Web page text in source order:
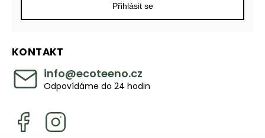
KONTAKT
info@ecoteeno.cz
Odpovídáme do 24 hodin
Přihlásit se